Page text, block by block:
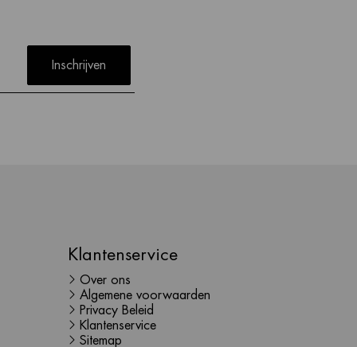
Inschrijven
Klantenservice
Over ons
Algemene voorwaarden
Privacy Beleid
Klantenservice
Sitemap